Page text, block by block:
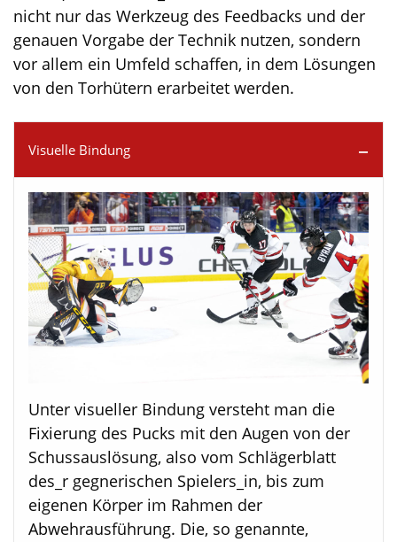
nicht nur das Werkzeug des Feedbacks und der
genauen Vorgabe der Technik nutzen, sondern
vor allem ein Umfeld schaffen, in dem Lösungen
von den Torhütern erarbeitet werden.
Visuelle Bindung
Unter visueller Bindung versteht man die
Fixierung des Pucks mit den Augen von der
Schussauslösung, also vom Schlägerblatt
des_r gegnerischen Spielers_in, bis zum
eigenen Körper im Rahmen der
Abwehrausführung. Die, so genannte,